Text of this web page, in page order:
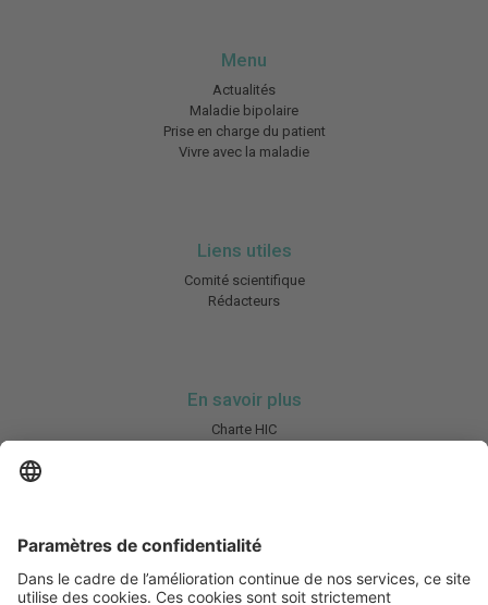
Menu
Actualités
Maladie bipolaire
Prise en charge du patient
Vivre avec la maladie
Liens utiles
Comité scientifique
Rédacteurs
En savoir plus
Charte HIC
Abonnez-vous à notre newsletter